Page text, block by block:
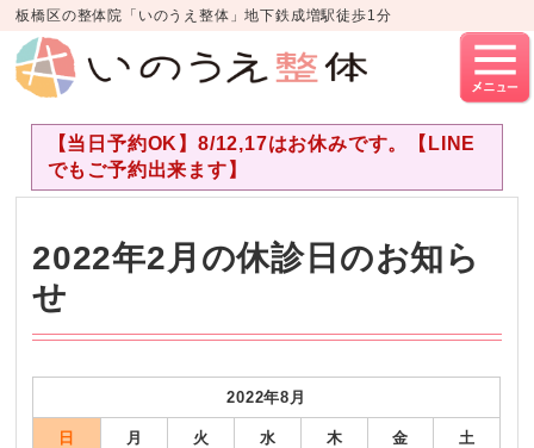
板橋区の整体院「いのうえ整体」地下鉄成増駅徒歩1分
【当日予約OK】8/12,17はお休みです。【LINE
でもご予約出来ます】
2022年2月の休診日のお知ら
せ
2022年8月
日 月 火 水 木 金 土